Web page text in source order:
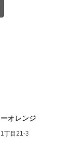
オレンジ
丁目21-3